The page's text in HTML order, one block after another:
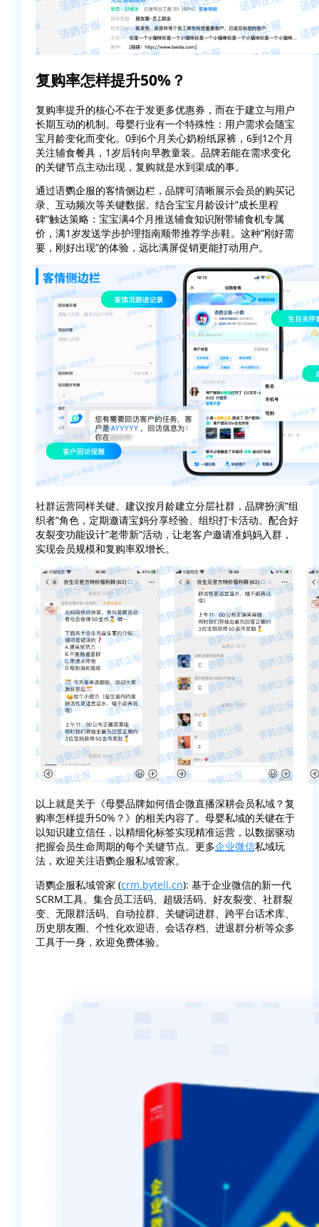
复购率怎样提升50%？
复购率提升的核心不在于发更多优惠券，而在于建立与用户
长期互动的机制。母婴行业有一个特殊性：用户需求会随宝
宝月龄变化而变化。0到6个月关心奶粉纸尿裤，6到12个月
关注辅食餐具，1岁后转向早教童装。品牌若能在需求变化
的关键节点主动出现，复购就是水到渠成的事。
通过语鹦企服的客情侧边栏 ，品牌可清晰展示会员的购买记
录、互动频次等关键数据。结合宝宝月龄设计”成长里程
碑”触达策略：宝宝满4个月推送辅食知识附带辅食机专属
价，满1岁发送学步护理指南顺带推荐学步鞋。这种”刚好需
要，刚好出现”的体验，远比满屏促销更能打动用户。
社群运营同样关键。建议按月龄建立分层社群 ，品牌扮演”组
织者”角色，定期邀请宝妈分享经验、组织打卡活动。配合好
友裂变功能设计”老带新”活动，让老客户邀请准妈妈入群，
实现会员规模和复购率双增长。
以上就是关于《母婴品牌如何借企微直播深耕会员私域？复
购率怎样提升50%？》的相关内容了。母婴私域的关键在于
以知识建立信任，以精细化标签实现精准运营，以数据驱动
把握会员生命周期的每个关键节点。更多企业微信私域玩
法，欢迎关注语鹦企服私域管家。
语鹦企服私域管家 (crm.bytell.cn): 基于企业微信的新一代
SCRM工具。集合员工活码、超级活码、好友裂变、社群裂
变、无限群活码、自动拉群、关键词进群、跨平台话术库、
历史朋友圈、个性化欢迎语、会话存档、进退群分析等众多
工具于一身，欢迎免费体验。